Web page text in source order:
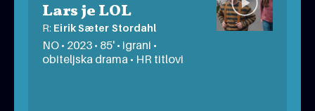
Lars je LOL
R: Eirik Sæter Stordahl
NO • 2023 • 85' • igrani •
obiteljska drama • HR titlovi